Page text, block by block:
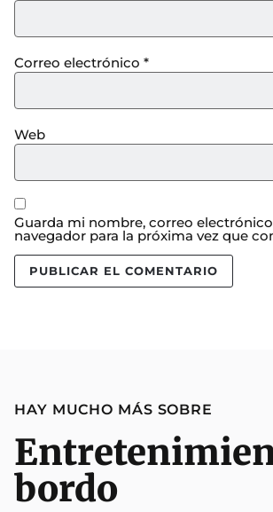
Correo electrónico *
Web
Guarda mi nombre, correo
navegador para la próxima vez que
HAY MUCHO MÁS SOBRE
bordo